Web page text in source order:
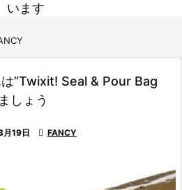
います
”Twixit! Seal & Pour Bag
しょう
19日  FANCY